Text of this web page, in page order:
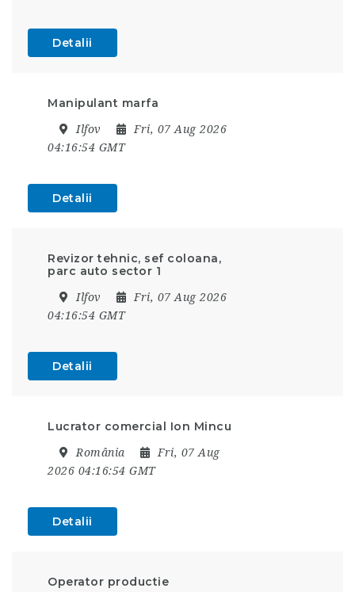
Detalii
Manipulant marfa
Ilfov
Fri, 07 Aug 2026
04:16:54 GMT
Detalii
Revizor tehnic, sef coloana,
parc auto sector 1
Ilfov
Fri, 07 Aug 2026
04:16:54 GMT
Detalii
Lucrator comercial Ion Mincu
România
Fri, 07 Aug
2026 04:16:54 GMT
Detalii
Operator productie